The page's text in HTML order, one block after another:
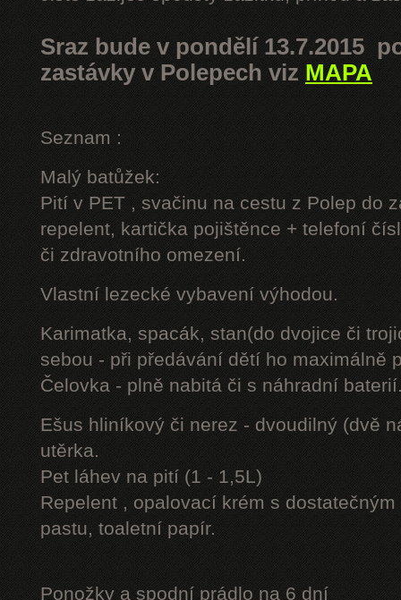
Sraz bude v pondělí 13.7.2015
zastávky v Polepech viz MAPA
Seznam :
Malý batůžek:
Pití v PET , svačinu na cestu z Polep do
repelent, kartička pojištěnce + telefoní
či zdravotního omezení.
Vlastní lezecké vybavení výhodou.
Karimatka, spacák, stan(do dvojice či
sebou - při předávání dětí ho maximálně
Čelovka - plně nabitá či s náhradní
Ešus hliníkový či nerez - dvoudilný (dvě
utěrka.
Pet láhev na pití (1 - 1,5L)
Repelent , opalovací krém s
pastu, toaletní papír.
Ponožky a spodní prádlo na 6 dní